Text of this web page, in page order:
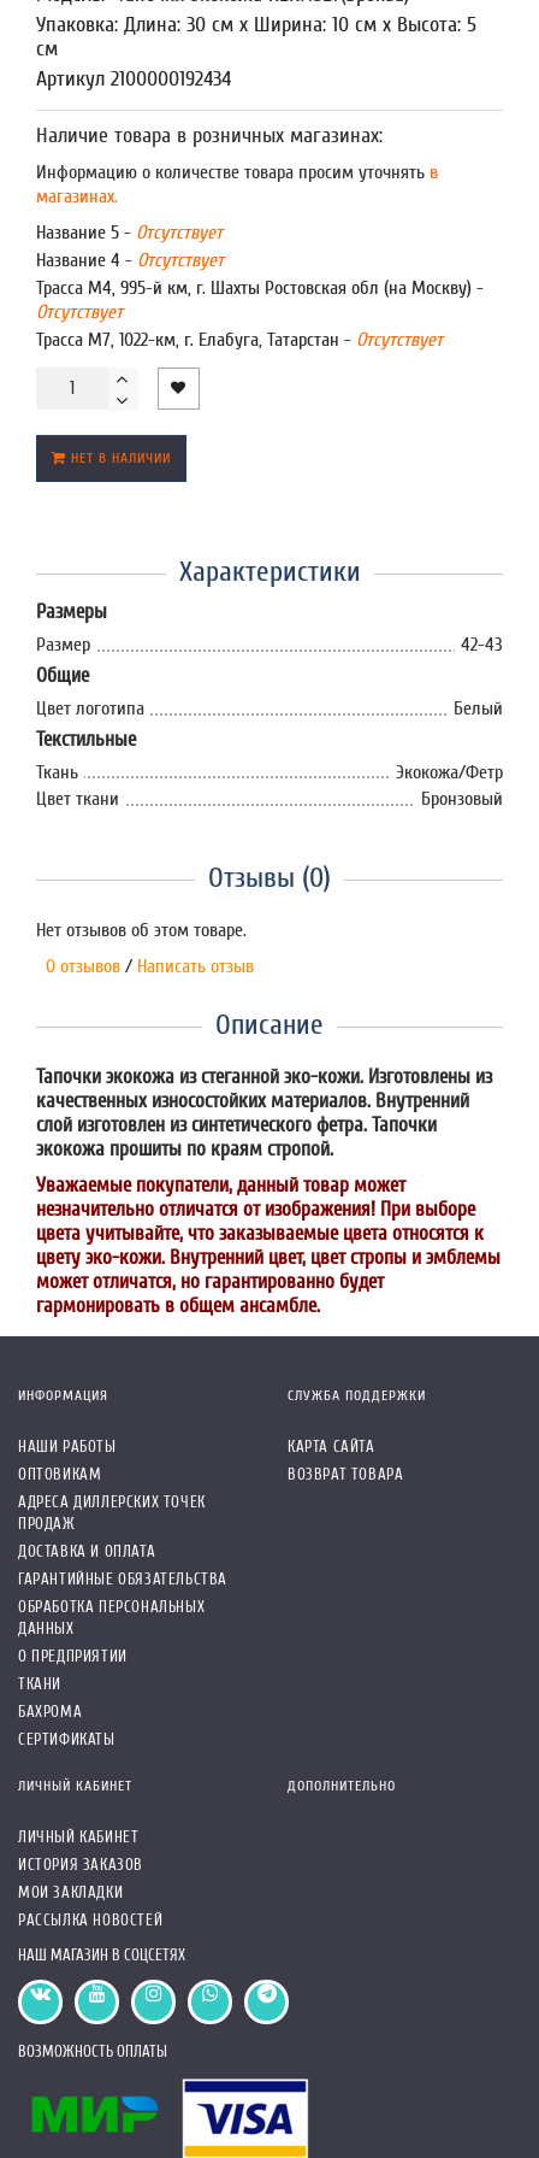
Упаковка: Длина: 30 см x Ширина: 10 см x Высота: 5
см
Артикул 2100000192434
Наличие товара в розничных магазинах:
Информацию о количестве товара просим уточнять в
магазинах.
Название 5 - Отсутствует
Название 4 - Отсутствует
Трасса М4, 995-й км, г. Шахты Ростовская обл (на Москву) -
Отсутствует
Трасса М7, 1022-км, г. Елабуга, Татарстан - Отсутствует
НЕТ В НАЛИЧИИ
Характеристики
Размеры
Размер 42-43
Общие
Цвет логотипа Белый
Текстильные
Ткань
Экокожа/Фетр
Цвет ткани
Бронзовый
Отзывы (0)
Нет отзывов об этом товаре.
0 отзывов / Написать отзыв
Описание
Тапочки экокожа из стеганной эко-кожи. Изготовлены из
качественных износостойких материалов. Внутренний
слой изготовлен из синтетического фетра. Тапочки
экокожа прошиты по краям стропой.
Уважаемые покупатели, данный товар может
незначительно отличатся от изображения! При выборе
цвета учитывайте, что заказываемые цвета относятся к
цвету эко-кожи. Внутренний цвет, цвет стропы и эмблемы
может отличатся, но гарантированно будет
гармонировать в общем ансамбле.
ИНФОРМАЦИЯ
НАШИ РАБОТЫ
ОПТОВИКАМ
АДРЕСА ДИЛЛЕРСКИХ ТОЧЕК
ПРОДАЖ
ДОСТАВКА И ОПЛАТА
ГАРАНТИЙНЫЕ ОБЯЗАТЕЛЬСТВА
ОБРАБОТКА ПЕРСОНАЛЬНЫХ
ДАННЫХ
О ПРЕДПРИЯТИИ
ТКАНИ
БАХРОМА
СЕРТИФИКАТЫ
СЛУЖБА ПОДДЕРЖКИ
КАРТА САЙТА
ВОЗВРАТ ТОВАРА
ЛИЧНЫЙ КАБИНЕТ
ЛИЧНЫЙ КАБИНЕТ
ИСТОРИЯ ЗАКАЗОВ
МОИ ЗАКЛАДКИ
РАССЫЛКА НОВОСТЕЙ
ДОПОЛНИТЕЛЬНО
НАШ МАГАЗИН В СОЦСЕТЯХ
ВОЗМОЖНОСТЬ ОПЛАТЫ